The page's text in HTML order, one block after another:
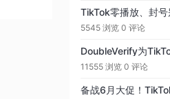
5545 浏览 0 评论
11555 浏览 0 评论